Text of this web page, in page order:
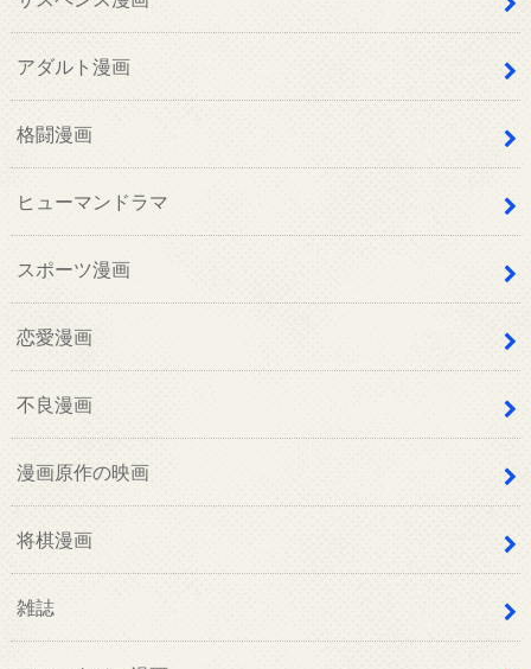
アダルト漫画
格闘漫画
ヒューマンドラマ
スポーツ漫画
恋愛漫画
不良漫画
漫画原作の映画
将棋漫画
雑誌